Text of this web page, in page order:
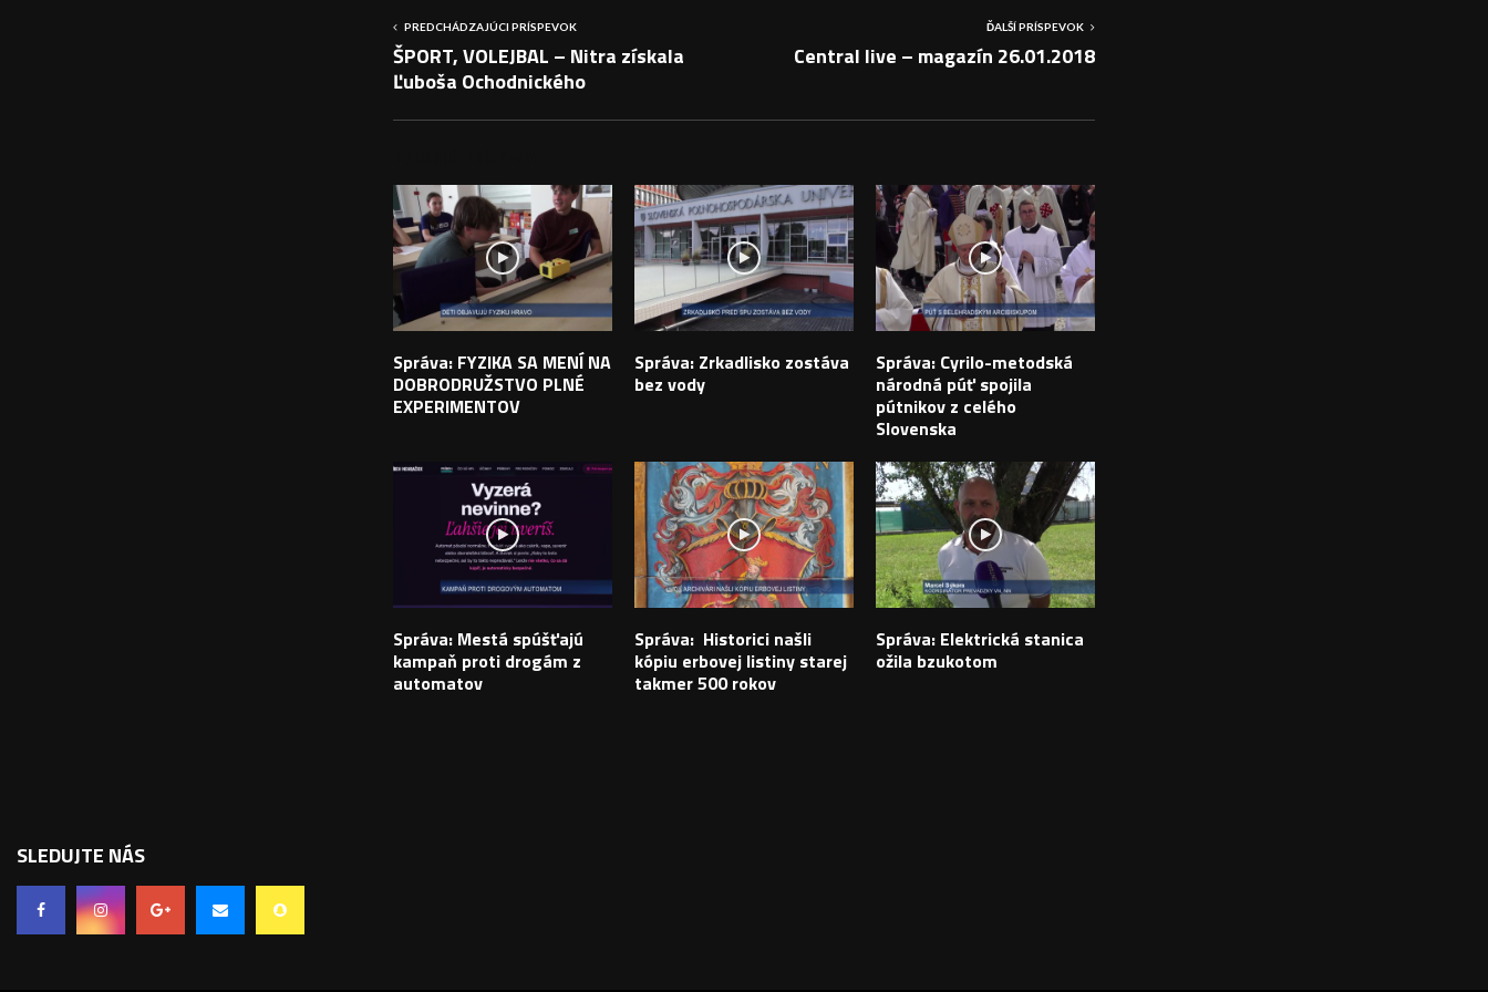
PREDCHÁDZAJÚCI PRÍSPEVOK
ŠPORT, VOLEJBAL – Nitra získala
Ľuboša Ochodnického
ĎALŠÍ PRÍSPEVOK
Central live – magazín 26.01.2018
Správa: FYZIKA SA MENÍ NA
DOBRODRUŽSTVO PLNÉ
EXPERIMENTOV
Správa: Zrkadlisko zostáva
bez vody
Správa: Cyrilo-metodská
národná púť spojila
pútnikov z celého
Slovenska
Správa: Mestá spúšťajú
kampaň proti drogám z
automatov
Správa: Historici našli
kópiu erbovej listiny starej
takmer 500 rokov
Správa: Elektrická stanica
ožila bzukotom
SLEDUJTE NÁS